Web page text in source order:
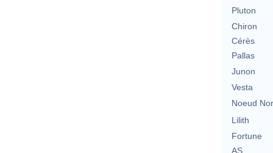
Pluton
Chiron
Cérès
Pallas
Junon
Vesta
Noeud
Lilith
Fortune
AS